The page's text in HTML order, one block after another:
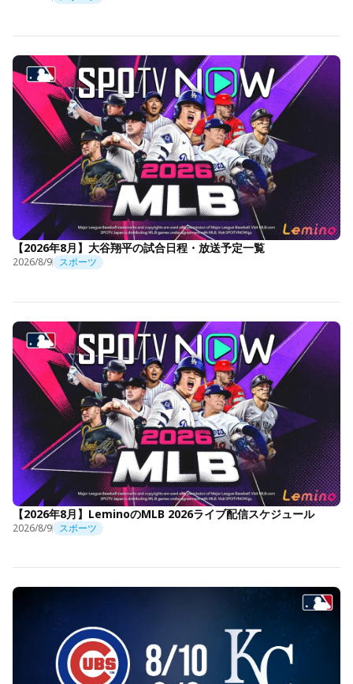
【2026年8月】大谷翔平の試合日程・放送予定一覧
2026/8/9 スポーツ
【2026年8月】LeminoのMLB 2026ライブ配信スケジュール
2026/8/9 スポーツ